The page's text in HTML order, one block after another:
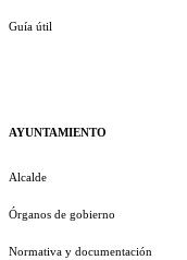
Guía útil
AYUNTAMIENTO
Alcalde
Órganos de gobierno
Normativa y documentación